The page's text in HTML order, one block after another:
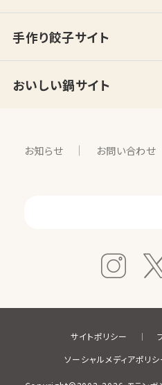
手作り餃子サイト
おいしい鍋サイト
お知らせ お問い合わせ
サイトポリシー
ソーシャルメディアポリシ